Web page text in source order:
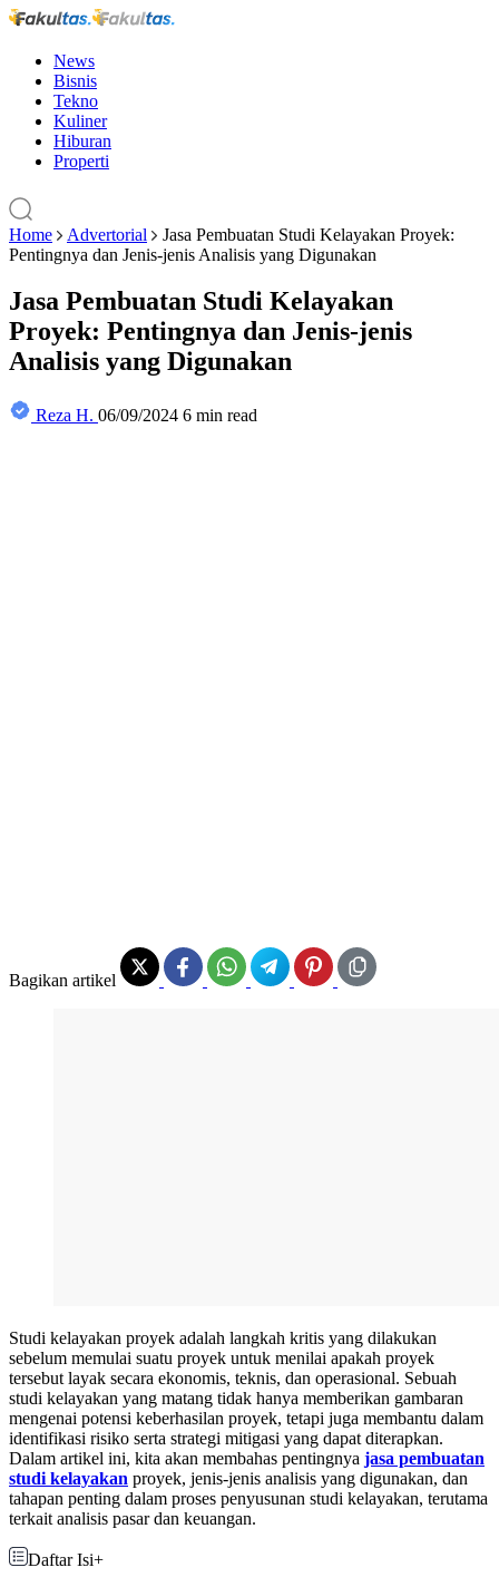
News
Bisnis
Tekno
Kuliner
Hiburan
Properti
Home Advertorial
Jasa Pembuatan Studi Kelayakan Proyek:
Pentingnya dan Jenis-jenis Analisis yang Digunakan
Jasa Pembuatan Studi Kelayakan
Proyek: Pentingnya dan Jenis-jenis
Analisis yang Digunakan
Reza H. 06/09/2024 6 min read
Bagikan artikel
Studi kelayakan proyek adalah langkah kritis yang dilakukan
sebelum memulai suatu proyek untuk menilai apakah proyek
tersebut layak secara ekonomis, teknis, dan operasional. Sebuah
studi kelayakan yang matang tidak hanya memberikan gambaran
mengenai potensi keberhasilan proyek, tetapi juga membantu dalam
identifikasi risiko serta strategi mitigasi yang dapat diterapkan.
Dalam artikel ini, kita akan membahas pentingnya jasa pembuatan
studi kelayakan proyek, jenis-jenis analisis yang digunakan, dan
tahapan penting dalam proses penyusunan studi kelayakan, terutama
terkait analisis pasar dan keuangan.
Daftar Isi+